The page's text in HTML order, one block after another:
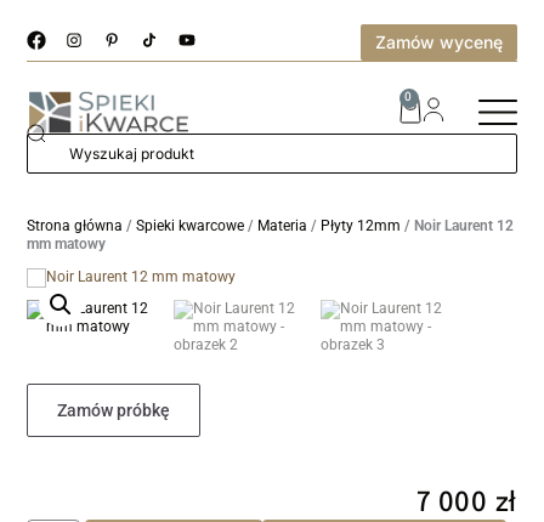
Zamów wycenę
0
Strona główna /Spieki kwarcowe / Materia / Płyty 12mm / Noir Laurent 12
mm matowy
Zamów próbkę
7 000 zł